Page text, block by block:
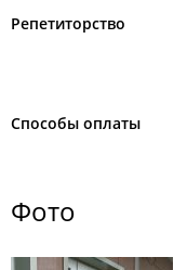
Репетиторство
Способы оплаты
Фото